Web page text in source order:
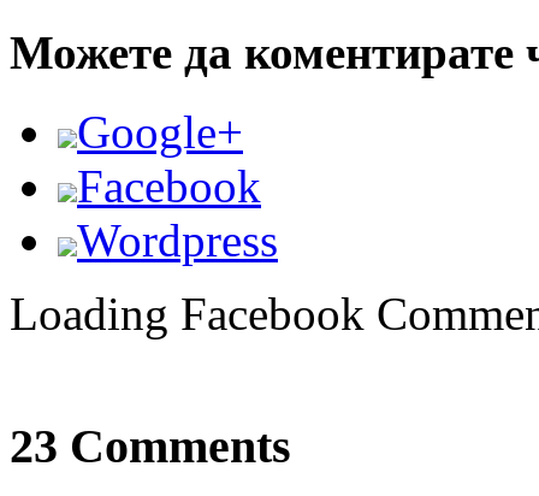
Можете да коментирате
Google+
Facebook
Wordpress
Loading Facebook
23 Comments